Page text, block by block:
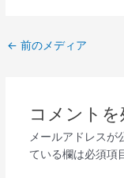
← 前のメディア
コメントを
メールアドレスが
ている欄は必須項